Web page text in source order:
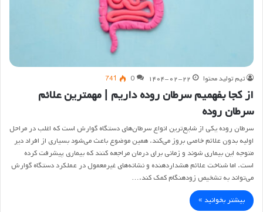
تیم تولید محتوا ۱۴۰۴-۰۲-۲۲ 0
741
از کجا بفهمیم سرطان روده داریم | مهمترین علائم
سرطان روده
سرطان روده یکی از شایع‌ترین انواع سرطان‌های دستگاه گوارش است که اغلب در مراحل
اولیه بدون علائم خاصی بروز می‌کند. همین موضوع باعث می‌شود بسیاری از افراد دیر
متوجه این بیماری شوند و زمانی برای درمان مراجعه کنند که بیماری پیشرفت کرده
است. اما شناخت علائم هشداردهنده و نشانه‌های غیرمعمول در عملکرد دستگاه گوارش
می‌تواند به تشخیص زودهنگام کمک کند.…
بیشتر بخوانید »